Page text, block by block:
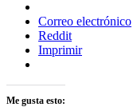
Correo electrónico
Reddit
Imprimir
Me gusta esto: